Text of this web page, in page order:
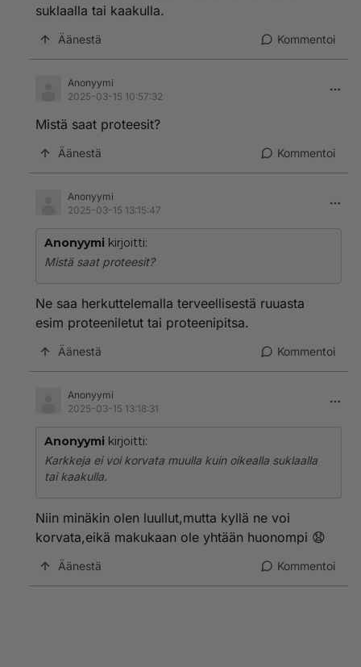
suklaalla tai kaakulla.
Äänestä Kommentoi
Anonyymi
2025-03-15 10:57:32
Mistä saat proteesit?
Äänestä Kommentoi
Anonyymi
2025-03-15 13:15:47
Anonyymi kirjoitti:
Mistä saat proteesit?
Ne saa herkuttelemalla terveellisestä ruuasta
esim proteeniletut tai proteenipitsa.
Äänestä Kommentoi
Anonyymi
2025-03-15 13:18:31
Anonyymi kirjoitti:
Karkkeja ei voi korvata muulla kuin oikealla suklaalla
tai kaakulla.
Niin minäkin olen luullut,mutta kyllä ne voi
korvata,eikä makukaan ole yhtään huonompi 😧
Äänestä Kommentoi